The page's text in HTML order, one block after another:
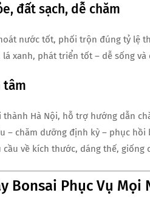
đất sạch, dễ chăm
nước tốt, phối trộn đúng tỷ lệ
lá xanh, phát triển tốt – dễ sống
tâm
thành Hà Nội, hỗ trợ hướng dẫn
– chăm dưỡng định kỳ – phục hồi
cầu về kích thước, dáng thế, giống
Bonsai Phục Vụ Mọi